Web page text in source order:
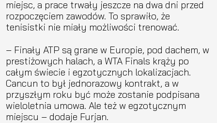
miejsc, a prace trwały jeszcze na dwa dni przed
rozpoczęciem zawodów. To sprawiło, że
tenisistki nie miały możliwości trenować.
– Finały ATP są grane w Europie, pod dachem, w
prestiżowych halach, a WTA Finals krąży po
całym świecie i egzotycznych lokalizacjach.
Cancun to był jednorazowy kontrakt, a w
przyszłym roku być może zostanie podpisana
wieloletnia umowa. Ale też w egzotycznym
miejscu – dodaje Furjan.